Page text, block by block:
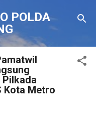
utama
POLDA
Pilkada
Kota Metro